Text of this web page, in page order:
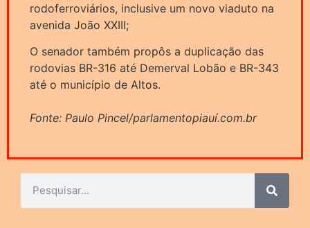
rodoferroviários, inclusive um novo viaduto na
avenida João XXIII;
O senador também propôs a duplicação das
rodovias BR-316 até Demerval Lobão e BR-343
até o município de Altos.
Fonte: Paulo Pincel/parlamentopiauí.com.br